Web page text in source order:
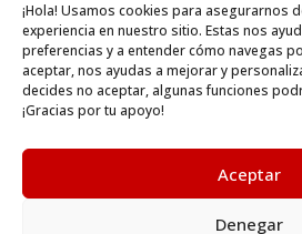
¡Hola! Usamos cookies para asegurarnos
experiencia en nuestro sitio. Estas nos
preferencias y a entender cómo navegas
aceptar, nos ayudas a mejorar y
decides no aceptar, algunas funciones
¡Gracias por tu apoyo!
Aceptar
Denegar